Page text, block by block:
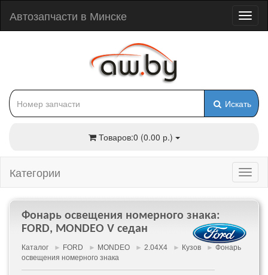
Автозапчасти в Минске
Искать
Товаров:0 (0.00 р.)
Категории
Фонарь освещения номерного знака:
FORD, MONDEO V седан
Каталог ► FORD ► MONDEO ► 2.04X4 ► Кузов ► Фонарь
освещения номерного знака